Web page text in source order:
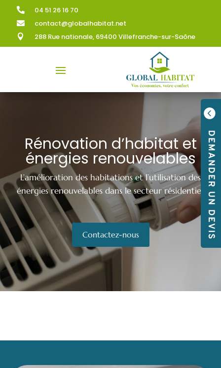
 04 51 26 16 70
 contact@globalhabitat.net
 288 Rue nationale, 69400 Villefranche-sur-Saône

DEMANDER UN DEVIS
Rénovation d’habitat et
énergies renouvelables
L’amélioration des habitations et l’utilisation des
énergies renouvelables dans le secteur résidentiel.
Contactez-nous